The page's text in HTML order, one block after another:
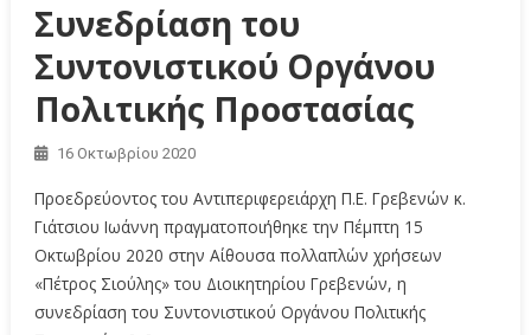
Συνεδρίαση του
Συντονιστικού Οργάνου
Πολιτικής Προστασίας
16 Οκτωβρίου 2020
Προεδρεύοντος του Αντιπεριφερειάρχη Π.Ε. Γρεβενών κ.
Γιάτσιου Ιωάννη πραγματοποιήθηκε την Πέμπτη 15
Οκτωβρίου 2020 στην Αίθουσα πολλαπλών χρήσεων
«Πέτρος Σιούλης» του Διοικητηρίου Γρεβενών, η
συνεδρίαση του Συντονιστικού Οργάνου Πολιτικής